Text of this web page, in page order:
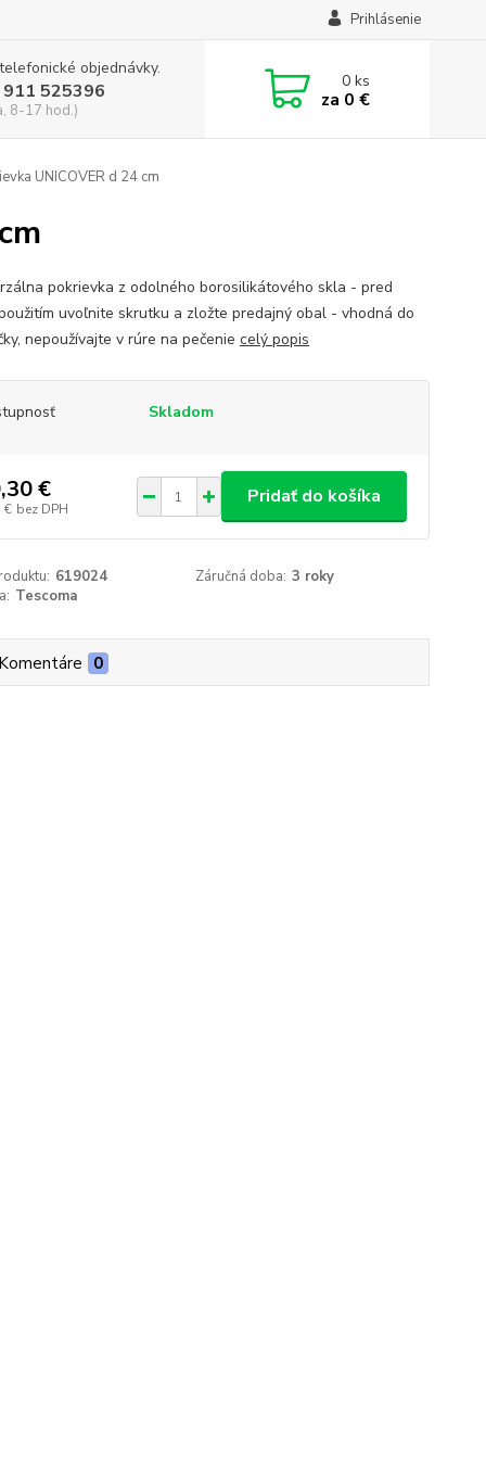
Prihlásenie
objednávky.
525396
8-17 hod.)
0ks
za 0 €
UNICOVER d 24 cm
pokrievka z odolného borosilikátového skla - pred
uvoľnite skrutku a zložte predajný obal - vhodná do
nepoužívajte v rúre na pečenie celý popis
Skladom
€
€ bez DPH
Pridať do košíka
619024 Záručná doba: 3 roky
Tescoma
0